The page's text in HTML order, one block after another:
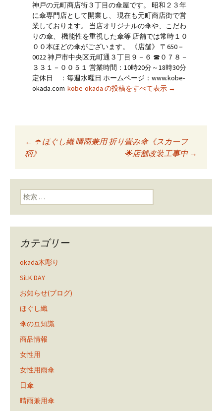
神戸の元町商店街３丁目の傘屋です。 昭和２３年
に傘専門店として開業し、 現在も元町商店街で営
業しております。 当店オリジナルの傘や、こだわ
りの傘、 機能性を重視した傘等 店舗では常時１０
００本ほどの傘がございます。 《店舗》 〒650－
0022 神戸市中央区元町通３丁目９－６ ☎０７８－
３３１－００５１ 営業時間：10時20分～18時30分
定休日 ：毎週水曜日 ホームページ：www.kobe-
okada.com kobe-okada の投稿をすべて表示 →
投稿ナビゲーショ
ン
← ☂️ ほぐし織 晴雨兼用 折り畳み傘《スカーフ
柄》
🌟店舗改装工事中 →
検索:
カテゴリー
okada木彫り
SiLK DAY
お知らせ(ブログ)
ほぐし織
傘の豆知識
商品情報
女性用
女性用雨傘
日傘
晴雨兼用傘